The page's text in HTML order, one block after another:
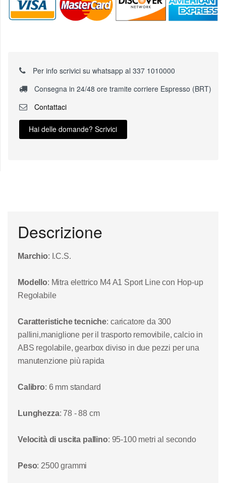
Per info scrivici su whatsapp al 337 1010000
Consegna in 24/48 ore tramite corriere Espresso (BRT)
Contattaci
Hai delle domande? Scrivici
Descrizione
Marchio: I.C.S.
Modello: Mitra elettrico M4 A1 Sport Line con Hop-up
Regolabile
Caratteristiche tecniche: caricatore da 300
pallini,maniglione per il trasporto removibile, calcio in
ABS regolabile, gearbox diviso in due pezzi per una
manutenzione più rapida
Calibro: 6 mm standard
Lunghezza: 78 - 88 cm
Velocità di uscita pallino: 95-100 metri al secondo
Peso: 2500 grammi